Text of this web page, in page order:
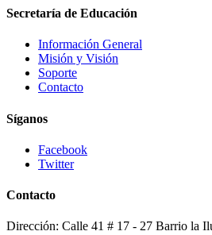
Secretaría de Educación
Información General
Misión y Visión
Soporte
Contacto
Síganos
Facebook
Twitter
Contacto
Dirección: Calle 41 # 17 - 27 Barrio la